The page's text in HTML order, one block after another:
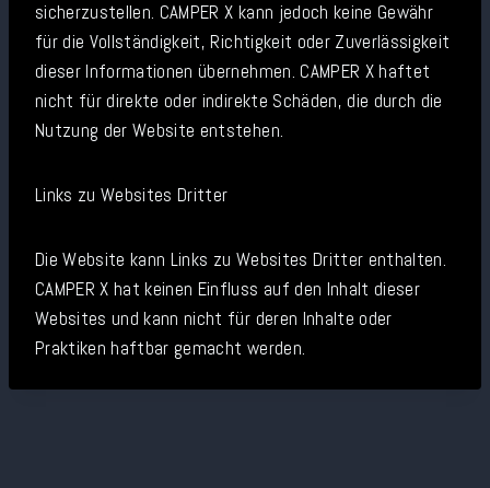
sicherzustellen. CAMPER X kann jedoch keine Gewähr
für die Vollständigkeit, Richtigkeit oder Zuverlässigkeit
dieser Informationen übernehmen. CAMPER X haftet
nicht für direkte oder indirekte Schäden, die durch die
Nutzung der Website entstehen.
Links zu Websites Dritter
Die Website kann Links zu Websites Dritter enthalten.
CAMPER X hat keinen Einfluss auf den Inhalt dieser
Websites und kann nicht für deren Inhalte oder
Praktiken haftbar gemacht werden.